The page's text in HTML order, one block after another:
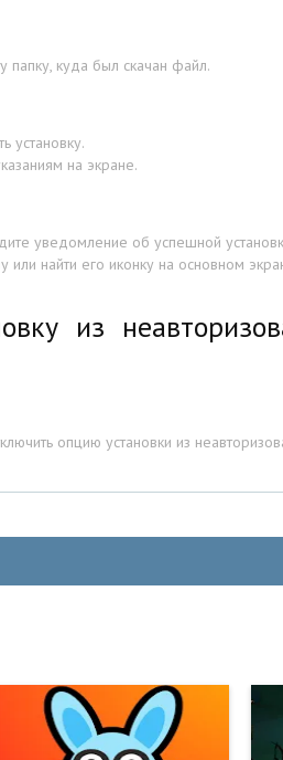
папку, куда был скачан файл.
установку.
на экране.
уведомление об успешной
или найти его иконку на основном
из
опцию установки из